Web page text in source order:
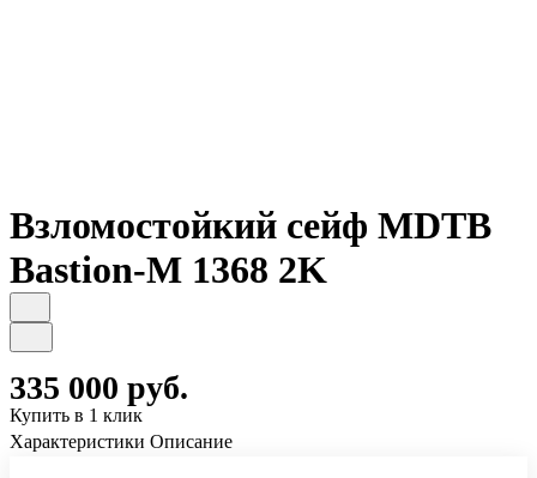
Взломостойкий сейф MDTB
Bastion-M 1368 2K
335 000 руб.
Купить в 1 клик
Характеристики Описание